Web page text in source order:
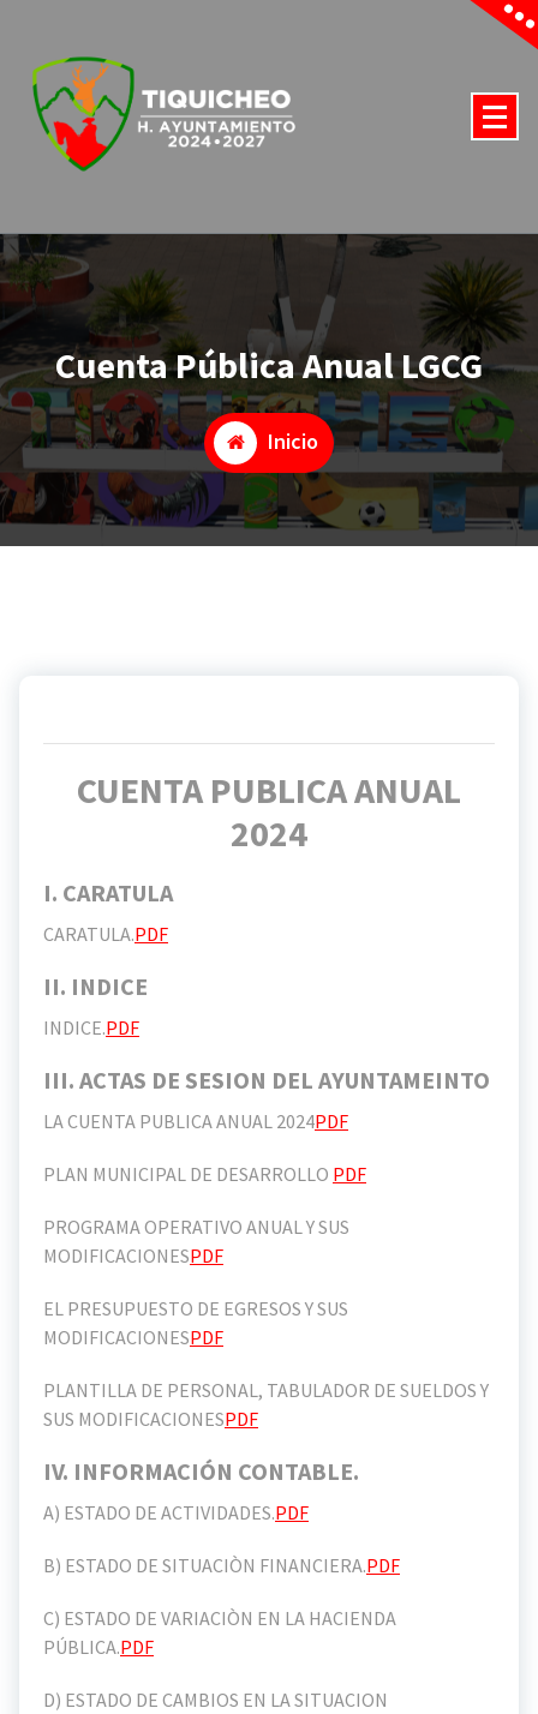
contenido
Cuenta Pública Anual LGCG
Inicio
CUENTA PUBLICA ANUAL
2024
I. CARATULA
CARATULA.PDF
II. INDICE
INDICE.PDF
III. ACTAS DE SESION DEL AYUNTAMEINTO
LA CUENTA PUBLICA ANUAL 2024PDF
PLAN MUNICIPAL DE DESARROLLO PDF
PROGRAMA OPERATIVO ANUAL Y SUS
MODIFICACIONESPDF
EL PRESUPUESTO DE EGRESOS Y SUS
MODIFICACIONESPDF
PLANTILLA DE PERSONAL, TABULADOR DE SUELDOS Y
SUS MODIFICACIONESPDF
IV. INFORMACIÓN CONTABLE.
A) ESTADO DE ACTIVIDADES.PDF
B) ESTADO DE SITUACIÒN FINANCIERA.PDF
C) ESTADO DE VARIACIÒN EN LA HACIENDA
PÚBLICA.PDF
D) ESTADO DE CAMBIOS EN LA SITUACION